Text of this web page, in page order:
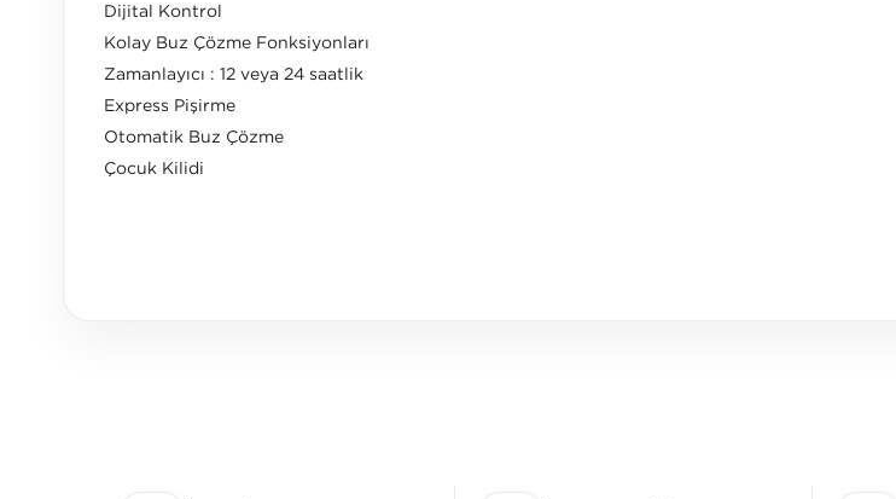
Dijital Kontrol
Kolay Buz Çözme Fonksiyonları
Zamanlayıcı : 12 veya 24 saatlik
Express Pişirme
Otomatik Buz Çözme
Çocuk Kilidi